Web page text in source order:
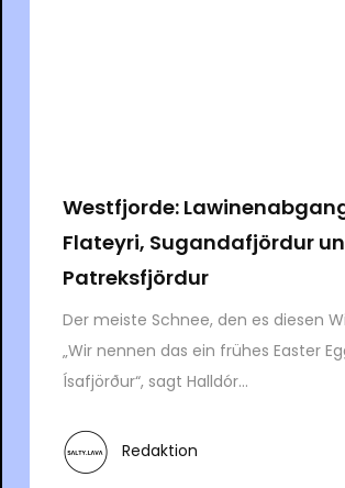
Westfjorde:
Flateyri, Sugandafjördur
Patreksfjördur
Der meiste Schnee, den es diesen
„Wir nennen das ein frühes Easter
Ísafjörður“, sagt Halldór...
Redaktion